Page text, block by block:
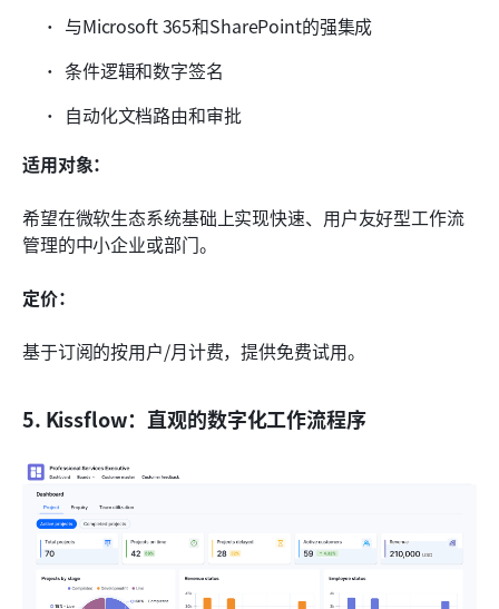
与Microsoft 365和SharePoint的强集成
条件逻辑和数字签名
自动化文档路由和审批
适用对象：
希望在微软生态系统基础上实现快速、用户友好型工作流
管理的中小企业或部门。
定价：
基于订阅的按用户/月计费，提供免费试用。
5. Kissflow：直观的数字化工作流程序